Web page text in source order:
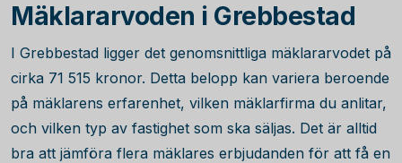
Mäklararvoden i Grebbestad
I Grebbestad ligger det genomsnittliga mäklararvodet på
cirka 71 515 kronor. Detta belopp kan variera beroende
på mäklarens erfarenhet, vilken mäklarfirma du anlitar,
och vilken typ av fastighet som ska säljas. Det är alltid
bra att jämföra flera mäklares erbjudanden för att få en